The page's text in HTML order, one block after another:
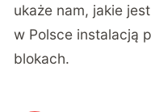
ukaże nam, jakie
w Polsce instalacją
blokach.